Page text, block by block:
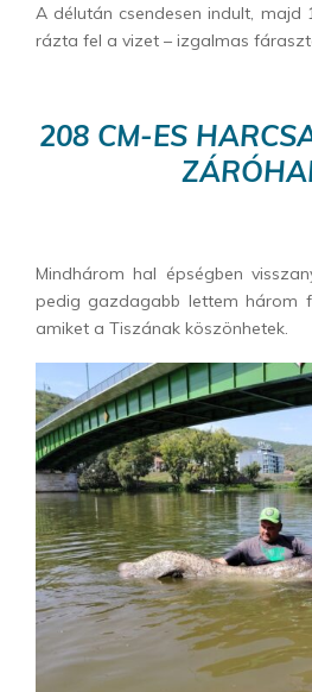
A délután csendesen indult, majd
rázta fel a vizet – izgalmas
208 CM-ES
Mindhárom hal épségben
pedig gazdagabb lettem három
amiket a Tiszának köszönhetek.